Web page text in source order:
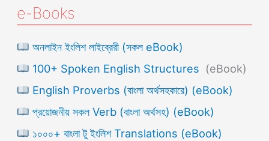
e-Books
অনলাইন ইংলিশ লাইব্রেরী (সকল eBook)
100+ Spoken English Structures (eBook)
English Proverbs (বাংলা অর্থসহকারে) (eBook)
প্রয়োজনীয় সকল Verb (বাংলা অর্থসহ) (eBook)
১০০০+ বাংলা টু ইংলিশ Translations (eBook)